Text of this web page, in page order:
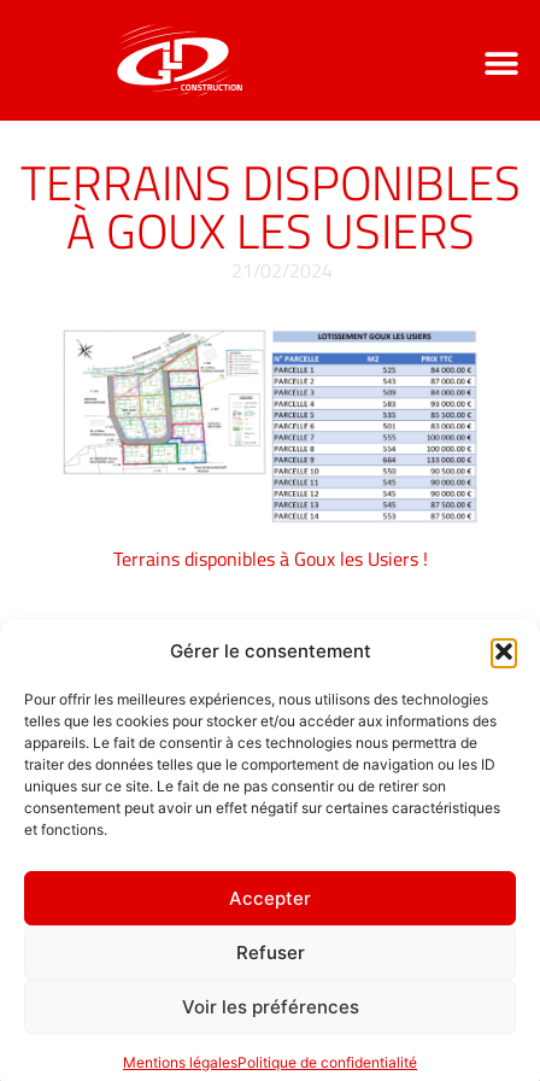
Gérer le consentement
Pour offrir les meilleures expériences, nous utilisons des technologies
telles que les cookies pour stocker et/ou accéder aux informations des
appareils. Le fait de consentir à ces technologies nous permettra de
traiter des données telles que le comportement de navigation ou les ID
uniques sur ce site. Le fait de ne pas consentir ou de retirer son
consentement peut avoir un effet négatif sur certaines caractéristiques
et fonctions.
Accepter
Refuser
Voir les préférences
Mentions légalesPolitique de confidentialité
TERRAINS DISPONIBLES
À GOUX LES USIERS
21/02/2024
Terrains disponibles à Goux les Usiers !
Emplois
Contact / Accès
Mentions légales
d'une maison,
ce sont les amis
qui la
fréquentent. "
Politique de
GDL Construction
6, Rue des
ZA La Croix de